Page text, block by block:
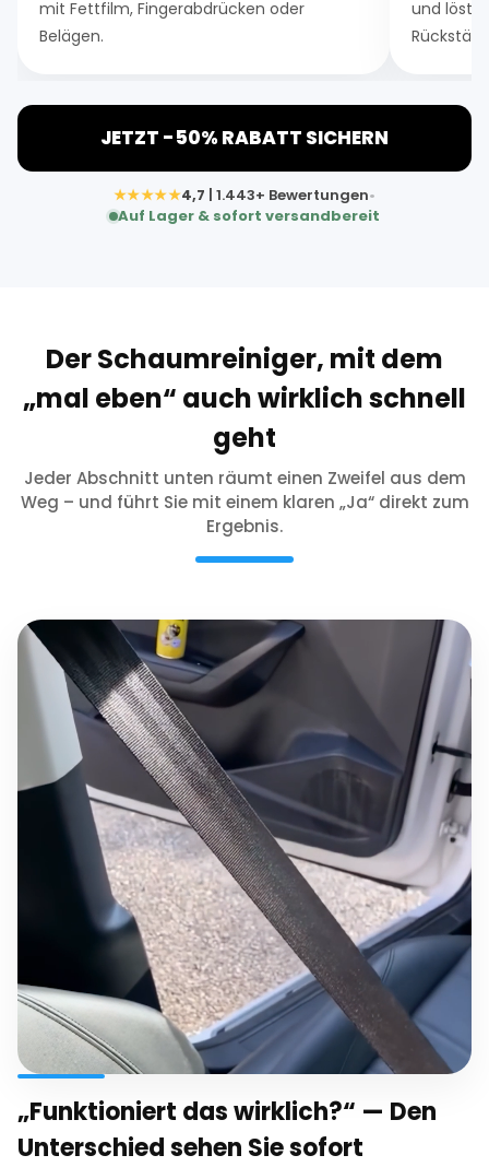
mit Fettfilm, Fingerabdrücken oder
Belägen.
und löst
JETZT -50% RABATT SICHERN
★★★★★4,7 | 1.443+ Bewertungen•
Auf Lager & sofort versandbereit
Der Schaumreiniger, mit dem
„mal eben“ auch wirklich schnell
geht
Jeder Abschnitt unten räumt einen Zweifel aus dem
Weg – und führt Sie mit einem klaren „Ja“ direkt zum
Ergebnis.
„Funktioniert das wirklich?“ — Den
Unterschied sehen Sie sofort